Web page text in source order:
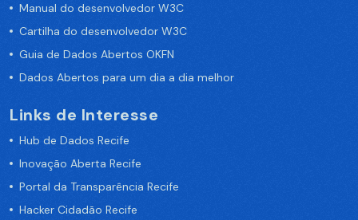
Manual do desenvolvedor W3C
Cartilha do desenvolvedor W3C
Guia de Dados Abertos OKFN
Dados Abertos para um dia a dia melhor
Links de Interesse
Hub de Dados Recife
Inovação Aberta Recife
Portal da Transparência Recife
Hacker Cidadão Recife